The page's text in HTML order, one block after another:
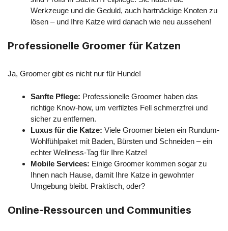
Werkzeuge und die Geduld, auch hartnäckige Knoten zu
lösen – und Ihre Katze wird danach wie neu aussehen!
Professionelle Groomer für Katzen
Ja, Groomer gibt es nicht nur für Hunde!
Sanfte Pflege: Professionelle Groomer haben das
richtige Know-how, um verfilztes Fell schmerzfrei und
sicher zu entfernen.
Luxus für die Katze: Viele Groomer bieten ein Rundum-
Wohlfühlpaket mit Baden, Bürsten und Schneiden – ein
echter Wellness-Tag für Ihre Katze!
Mobile Services: Einige Groomer kommen sogar zu
Ihnen nach Hause, damit Ihre Katze in gewohnter
Umgebung bleibt. Praktisch, oder?
Online-Ressourcen und Communities